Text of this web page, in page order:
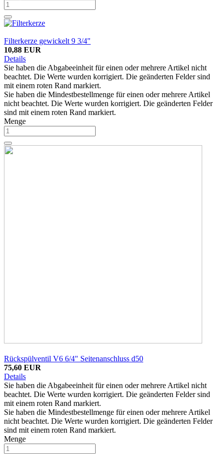
Filterkerze gewickelt 9 3/4"
10,88 EUR
Details
Sie haben die Abgabeeinheit für einen oder mehrere Artikel nicht
beachtet. Die Werte wurden korrigiert. Die geänderten Felder sind
mit einem roten Rand markiert.
Sie haben die Mindestbestellmenge für einen oder mehrere Artikel
nicht beachtet. Die Werte wurden korrigiert. Die geänderten Felder
sind mit einem roten Rand markiert.
Menge
Rückspülventil V6 6/4" Seitenanschluss d50
75,60 EUR
Details
Sie haben die Abgabeeinheit für einen oder mehrere Artikel nicht
beachtet. Die Werte wurden korrigiert. Die geänderten Felder sind
mit einem roten Rand markiert.
Sie haben die Mindestbestellmenge für einen oder mehrere Artikel
nicht beachtet. Die Werte wurden korrigiert. Die geänderten Felder
sind mit einem roten Rand markiert.
Menge